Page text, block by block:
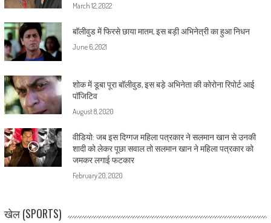
March 12, 2022
बॉलीवुड में फिरसे छाया मातम, इस बड़ी अभिनेत्री का हुआ निधन
June 6, 2021
शोक में डूबा पूरा बॉलीवुड, इस बड़े अभिनेता की कोरोना रिपोर्ट आई
पॉजिटिव
August 8, 2020
वीडियो: जब इस दिग्गज महिला पत्रकार ने सलमान खान से उनकी
शादी को लेकर पूछा सवाल तो सलमान खान ने महिला पत्रकार को
जमकर लगाई फटकार
February 20, 2020
खेल (SPORTS)